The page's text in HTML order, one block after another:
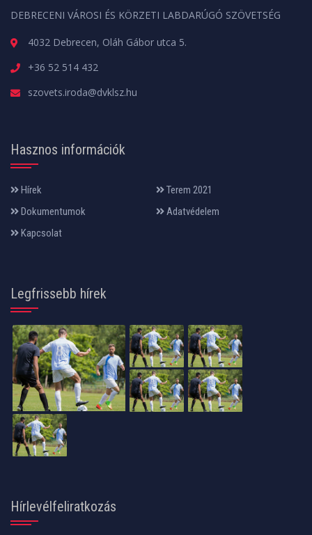
DEBRECENI VÁROSI ÉS KÖRZETI LABDARÚGÓ SZÖVETSÉG
4032 Debrecen, Oláh Gábor utca 5.
+36 52 514 432
szovets.iroda@dvklsz.hu
Hasznos információk
Hírek
Terem 2021
Dokumentumok
Adatvédelem
Kapcsolat
Legfrissebb hírek
Hírlevélfeliratkozás